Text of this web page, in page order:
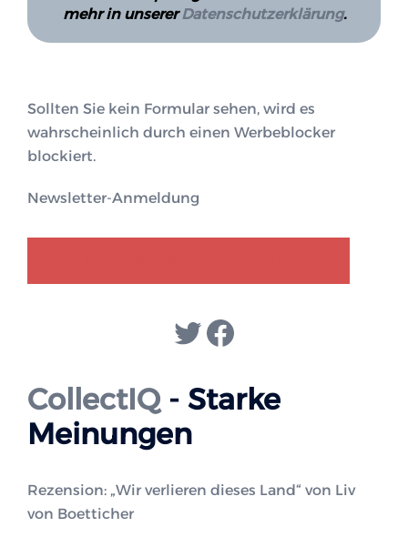
mehr in unsererDatenschutzerklärung.
Sollten Sie kein Formular sehen, wird es
wahrscheinlich durch einen Werbeblocker
blockiert.
Newsletter-Anmeldung
Twitter
Facebook
CollectIQ- Starke
Meinungen
Rezension: „Wir verlieren dieses Land“ von Liv
von Boetticher